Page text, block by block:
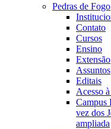
Pedras de Fogo
Contato
Cursos
Ensino
Extensão
Assuntos
Editais
Acesso
Campus
vez dos
ampliada